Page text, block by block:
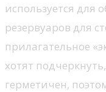
используется для
резервуаров для
прилагательное
хотят
герметичен,